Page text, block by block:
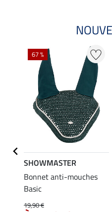
67 %
SHOWMASTER
Bonnet anti-mouches
Basic
19,90 €